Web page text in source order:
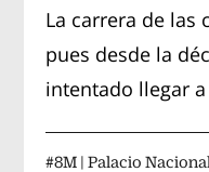
La carrera de las
pues desde la
intentado llegar
#8M | Palacio Nacional